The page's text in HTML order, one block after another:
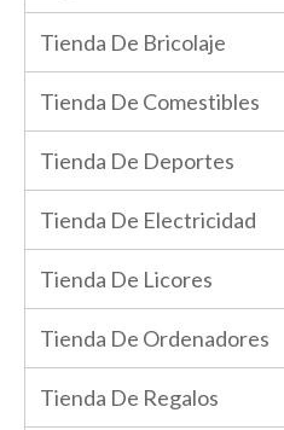
Tienda De Bricolaje
Tienda De Comestibles
Tienda De Deportes
Tienda De Electricidad
Tienda De Licores
Tienda De Ordenadores
Tienda De Regalos